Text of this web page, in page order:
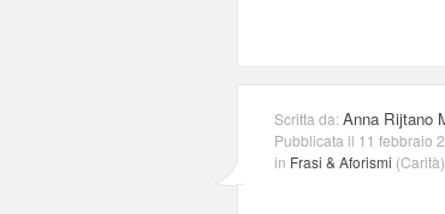
Scritta da:Anna Rijtano
Pubblicata il 11 febbraio
in Frasi & Aforismi (Carità)